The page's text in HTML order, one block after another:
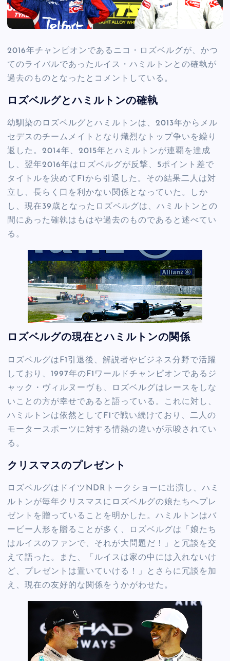
2016年チャンピオンであるニコ・ロズベルグが、かつ
てのライバルであったルイス・ハミルトンとの確執が
過去のものとなったとコメントしている。
ロズベルグとハミルトンの確執
幼馴染のロズベルグとハミルトンは、2013年からメル
セデスのチームメイトとなり熾烈なトップ争いを繰り
返した。2014年、2015年とハミルトンが連覇を達成
し、翌年2016年はロズベルグが反撃、5ポイント差で
タイトルを決めてF1から引退した。その結果二人は対
立し、長らく口を利かない関係となっていた。しか
し、現在39歳となったロズベルグは、ハミルトンとの
間にあった確執はもはや過去のものであると述べてい
る。
ロズベルグの現在とハミルトンの関係
ロズベルグはF1引退後、解説者やビジネス分野で活躍
しており、1997年のF1ワールドチャンピオンであるジ
ャック・ヴィルヌーヴも、ロズベルグはレースをしな
いことの方が幸せであると語っている。これに対し、
ハミルトンは依然としてF1で戦い続けており、二人の
モータースポーツに対する情熱の違いが示唆されてい
る。
クリスマスのプレゼント
ロズベルグはドイツNDRトークショーに出演し、ハミ
ルトンが毎年クリスマスにロズベルグの娘たちへプレ
ゼントを贈っていることを明かした。ハミルトンはバ
ービー人形を贈ることが多く、ロズベルグは「娘たち
はルイスのファンで、それが大問題だ！」と冗談を交
えて語った。また、「ルイスは家の中には入れないけ
ど、プレゼントは置いていける！」とさらに冗談を加
え、現在の友好的な関係をうかがわせた。